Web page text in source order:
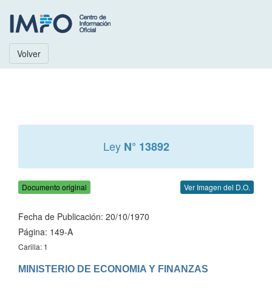
Volver
Ley N° 13892
Documento original Ver Imagen del D.O.
Fecha de Publicación: 20/10/1970
Página: 149-A
Carilla: 1
MINISTERIO DE ECONOMIA Y FINANZAS